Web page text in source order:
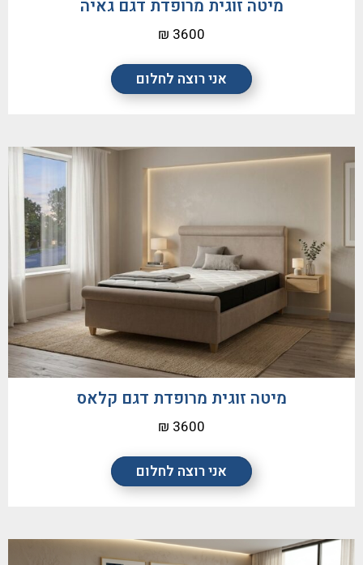
אני רוצה לחלום
מיטה זוגית מרופדת דגם גאיה
3600 ₪
אני רוצה לחלום
מיטה זוגית מרופדת דגם קלאס
3600 ₪